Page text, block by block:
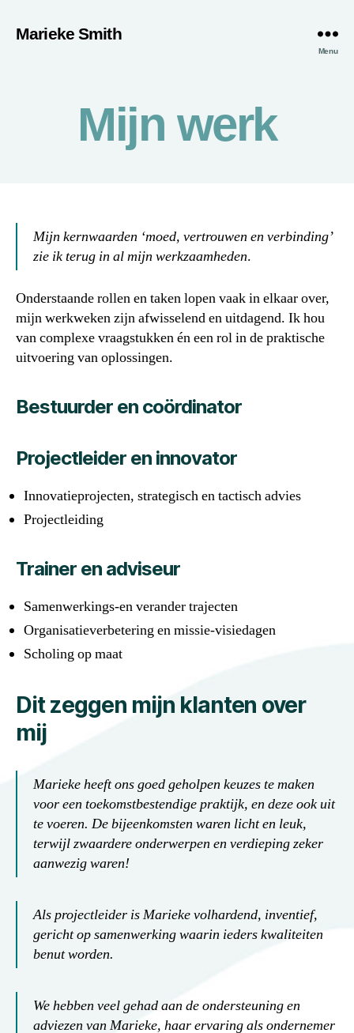
Marieke Smith
Menu
Mijn werk
Mijn kernwaarden ‘moed, vertrouwen en verbinding’
zie ik terug in al mijn werkzaamheden.
Onderstaande rollen en taken lopen vaak in elkaar over,
mijn werkweken zijn afwisselend en uitdagend. Ik hou
van complexe vraagstukken én een rol in de praktische
uitvoering van oplossingen.
Bestuurder en coördinator
Projectleider en innovator
Innovatieprojecten, strategisch en tactisch advies
Projectleiding
Trainer en adviseur
Samenwerkings-en verander trajecten
Organisatieverbetering en missie-visiedagen
Scholing op maat
Dit zeggen mijn klanten over
mij
Marieke heeft ons goed geholpen keuzes te maken
voor een toekomstbestendige praktijk, en deze ook uit
te voeren. De bijeenkomsten waren licht en leuk,
terwijl zwaardere onderwerpen en verdieping zeker
aanwezig waren!
Als projectleider is Marieke volhardend, inventief,
gericht op samenwerking waarin ieders kwaliteiten
benut worden.
We hebben veel gehad aan de ondersteuning en
adviezen van Marieke, haar ervaring als ondernemer